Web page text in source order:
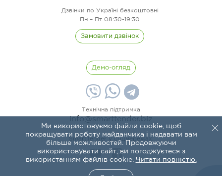
Ми використовуємо файли cookie, щоб
покращувати роботу майданчика і надавати вам
більше можливостей. Продовжуючи
використовувати сайт, ви погоджуєтеся з
використанням файлів cookie.
Читати повністю.
Дзвінки по Україні безкоштовні
Пн – Пт 08:30-19:30
Замовити дзвінок
Технічна підтримка
Демо-огляд
SmartTender у соцмережах: